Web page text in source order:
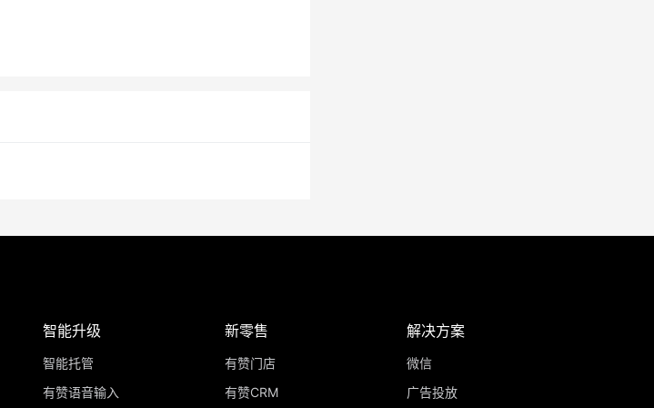
智能升级
智能托管
有赞语音输入
新零售
有赞门店
有赞CRM
解决方案
微信
广告投放